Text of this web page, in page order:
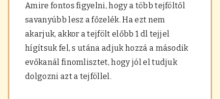
Amire fontos figyelni, hogy a több tejföltől
savanyúbb lesz a főzelék. Ha ezt nem
akarjuk, akkor a tejfölt előbb 1 dl tejjel
hígítsuk fel, s utána adjuk hozzá a második
evőkanál finomlisztet, hogy jól el tudjuk
dolgozni azt a tejföllel.